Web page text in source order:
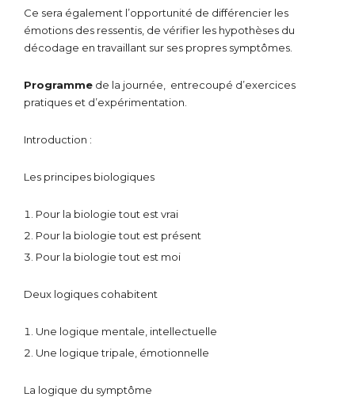
Ce sera également l’opportunité de différencier les
émotions des ressentis, de vérifier les hypothèses du
décodage en travaillant sur ses propres symptômes.
Programme de la journée, entrecoupé d’exercices
pratiques et d’expérimentation.
Introduction :
Les principes biologiques
Pour la biologie tout est vrai
Pour la biologie tout est présent
Pour la biologie tout est moi
Deux logiques cohabitent
Une logique mentale, intellectuelle
Une logique tripale, émotionnelle
La logique du symptôme